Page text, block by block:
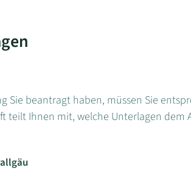
Sie beantragt haben, müssen Sie
teilt Ihnen mit, welche Unterlagen dem